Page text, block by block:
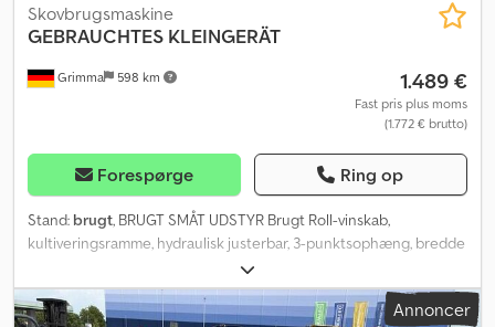
Grimma 598 km
Skovbrugsmaskine
GEBRAUCHTES KLEINGERÄT
1.489 €
Fast pris plus moms
(1.772 € brutto)
Forespørge Ring op
Stand: brugt, BRUGT SMÅT UDSTYR Brugt Roll-vinskab,
kultiveringsramme, hydraulisk justerbar, 3-punktsophæng, bredde
Annoncer